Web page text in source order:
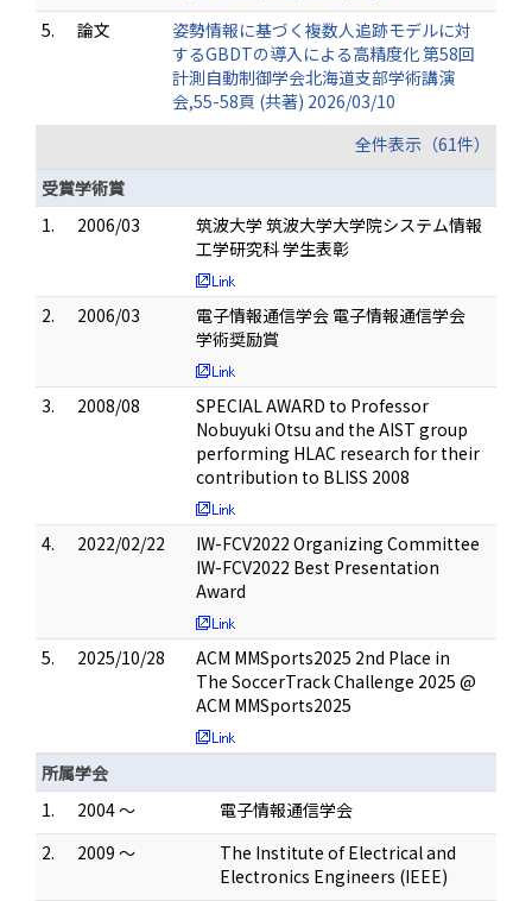
5.
論文
姿勢情報に基づく複数人追跡モデルに対
するGBDTの導入による高精度化 第58回
計測自動制御学会北海道支部学術講演
会,55-58頁 (共著) 2026/03/10
全件表示（61件）
受賞学術賞
1.
2006/03
筑波大学 筑波大学大学院システム情報
工学研究科 学生表彰
2. 2006/03
電子情報通信学会 電子情報通信学会
学術奨励賞
3. 2008/08
SPECIAL AWARD to Professor
Nobuyuki Otsu and the AIST group
performing HLAC research for their
contribution to BLISS 2008
4. 2022/02/22
IW-FCV2022 Organizing Committee
IW-FCV2022 Best Presentation
Award
5. 2025/10/28
ACM MMSports2025 2nd Place in
The SoccerTrack Challenge 2025 @
ACM MMSports2025
所属学会
1.
2004 ～
電子情報通信学会
2.
2009 ～
The Institute of Electrical and
Electronics Engineers (IEEE)